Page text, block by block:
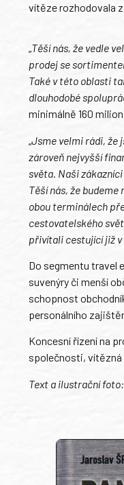
vítěze rozhodovala
„Těší nás, že vedle
prodej se
Také v této oblasti
dlouhodobé
minimálně 160
Jsme velmi rádi, že
zároveň nejvyšší
světa. Naši
Těší nás, že
obou terminálech
cestovatelského
přivítali cestující již v
Do segmentu travel
suvenýry či menší
schopnost
personálního
Koncesní řízení na
společnosti, vítězná
Text a ilustrační